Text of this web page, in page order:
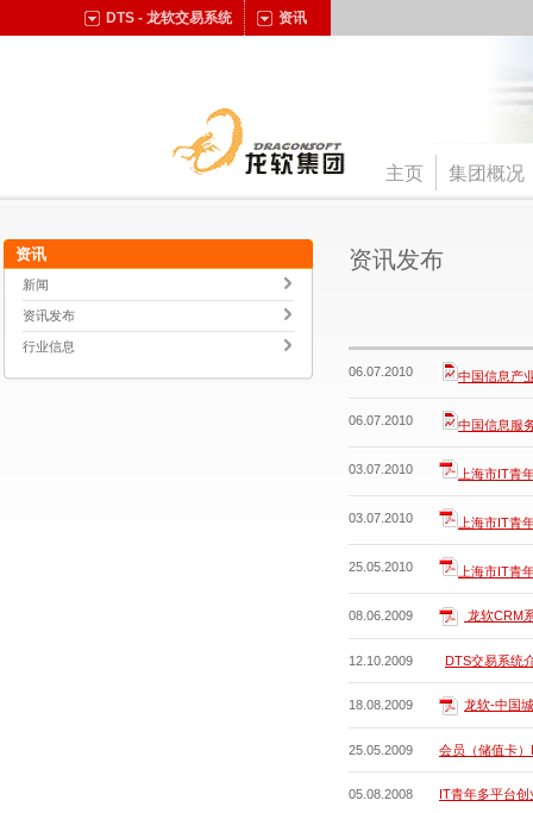
DTS - 龙软交易系统 资讯
主页 集团概况
资讯
新闻
资讯发布
行业信息
资讯发布
06.07.2010 中国信息产
06.07.2010 中国信息服
03.07.2010 上海市IT青
03.07.2010 上海市IT青
25.05.2010 上海市IT青
08.06.2009 龙软CRM
12.10.2009 DTS交易系统
18.08.2009 龙软-中国
25.05.2009 会员（储值卡
05.08.2008 IT青年多平台